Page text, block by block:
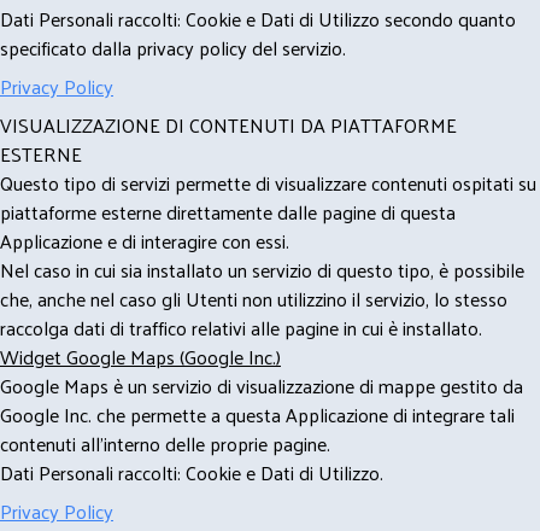
Dati Personali raccolti: Cookie e Dati di Utilizzo secondo quanto
specificato dalla privacy policy del servizio.
Privacy Policy
VISUALIZZAZIONE DI CONTENUTI DA PIATTAFORME
ESTERNE
Questo tipo di servizi permette di visualizzare contenuti ospitati su
piattaforme esterne direttamente dalle pagine di questa
Applicazione e di interagire con essi.
Nel caso in cui sia installato un servizio di questo tipo, è possibile
che, anche nel caso gli Utenti non utilizzino il servizio, lo stesso
raccolga dati di traffico relativi alle pagine in cui è installato.
Widget Google Maps (Google Inc.)
Google Maps è un servizio di visualizzazione di mappe gestito da
Google Inc. che permette a questa Applicazione di integrare tali
contenuti all'interno delle proprie pagine.
Dati Personali raccolti: Cookie e Dati di Utilizzo.
Privacy Policy